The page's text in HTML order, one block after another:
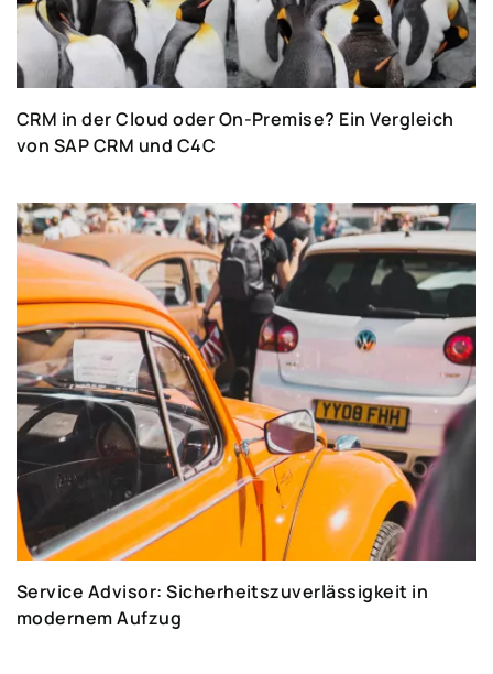
CRM in der Cloud oder On-Premise? Ein Vergleich
von SAP CRM und C4C
Service Advisor: Sicherheitszuverlässigkeit in
modernem Aufzug